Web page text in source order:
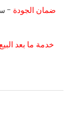
ضمان الجودة -
خدمة ما بعد البيع